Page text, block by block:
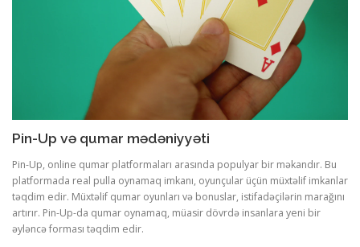
Pin-Up və qumar mədəniyyəti
Pin-Up, online qumar platformaları arasında populyar bir məkandır. Bu
platformada real pulla oynamaq imkanı, oyunçular üçün müxtəlif imkanlar
təqdim edir. Müxtəlif qumar oyunları və bonuslar, istifadəçilərin marağını
artırır. Pin-Up-da qumar oynamaq, müasir dövrdə insanlara yeni bir
əyləncə forması təqdim edir.